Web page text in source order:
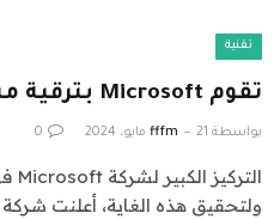
تقنية
تقوم Microsoft بترقية منصاتها لبناء تطبيقات الذكاء الاصطناعي
بواسطة fffm 21 مايو، 2024 0
ولتحقيق هذه الغاية، أعلنت شركة